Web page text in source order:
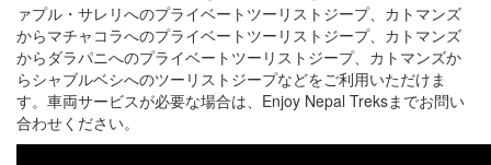
ァプル・サレリへのプライベートツーリストジープ、カトマンズ
からマチャコラへのプライベートツーリストジープ、カトマンズ
からダラパニへのプライベートツーリストジープ、カトマンズか
らシャブルベシへのツーリストジープなどをご利用いただけま
す。車両サービスが必要な場合は、Enjoy Nepal Treksまでお問い
合わせください。